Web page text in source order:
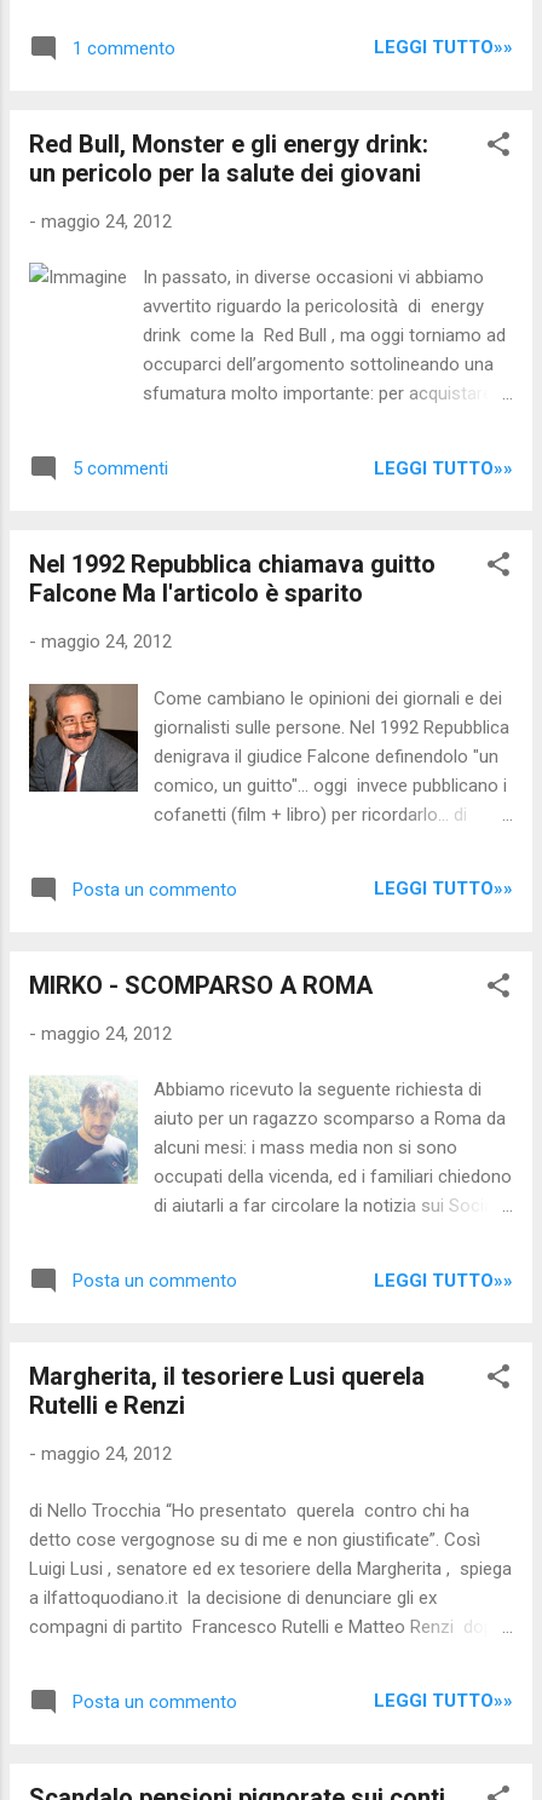
attacca Pierfurby Casini e i politici che
banche , sta sbaragliando il web: in appena
24 ore è stato ripreso e pubblicato da circa
ricerca su Google, settando l'opzione "ultime
come " I segreti della casta " ai siti di gossip:
u n vero e proprio fiume in piena che non
accenna a placarsi, con un totale di
visualizzazioni sull'ordine, sicuramente, già di
alcuni milioni. Anche sul nostro blog
gran lunga il più visto de...
1 commento LEGGI TUTTO»»
Red Bull, Monster e gli energy drink:
un pericolo per la salute dei giovani
- maggio 24, 2012
In passato, in diverse occasioni vi abbiamo
avvertito riguardo la pericolosità di energy
drink come la Red Bull , ma oggi torniamo ad
occuparci dell’argomento sottolineando una
sfumatura molto importante: per acquistare
degli alcolici è necessario aver raggiunto la
innocui, possono nuocere gravemente alla
salute .
5 commenti LEGGI TUTTO»»
Nel 1992 Repubblica chiamava guitto
Falcone Ma l'articolo è sparito
- maggio 24, 2012
Come cambiano le opinioni dei giornali e dei
giornalisti sulle persone. Nel 1992 Repubblica
denigrava il giudice Falcone definendolo "un
comico, un guitto"... oggi invece pubblicano i
cofanetti (film + libro) per ricordarlo... di
massacrò Falcone: "Un comico del
La sinistra dava del guitto a Falcone Ieri è
Capaci, dove persero la vita il giudice
scorta.Tutti i giornali, giustamente, hanno
dato ampio risalto alla memoria del
Repubblica, che per l'occasione ha preparato
scriveva Repubblica nel 1992: "Falcone
Posta un commento LEGGI TUTTO»»
MIRKO - SCOMPARSO A ROMA
- maggio 24, 2012
Abbiamo ricevuto la seguente richiesta di
aiuto per un ragazzo scomparso a Roma da
alcuni mesi: i mass media non si sono
occupati della vicenda, ed i familiari chiedono
di aiutarli a far circolare la notizia sui Social
solidarietà: facciamo circolare foto e info,
Riceviamo e pubblichiamo: Ciao scusami
per il disturbo, avremmo bisogno di una
possibile aiutarci. Stiamo cercando un
abbiamo nessun altro mezzo se non fb per
far circolare la notizia e sperare in qualche
segnalazione da parte di qualcuno che lo
abbia visto. Ti lascio le pagine create per
ne sarei grata Risorse Facebook:
Posta un commento LEGGI TUTTO»»
Margherita, il tesoriere Lusi querela
Rutelli e Renzi
- maggio 24, 2012
di Nello Trocchia “Ho presentato querela contro chi ha
detto cose vergognose su di me e non giustificate”. Così
Luigi Lusi , senatore ed ex tesoriere della Margherita , spiega
a ilfattoquodiano.it la decisione di denunciare gli ex
compagni di partito Francesco Rutelli e Matteo Renzi dopo
accusato di associazione a delinquere finalizzata
Posta un commento LEGGI TUTTO»»